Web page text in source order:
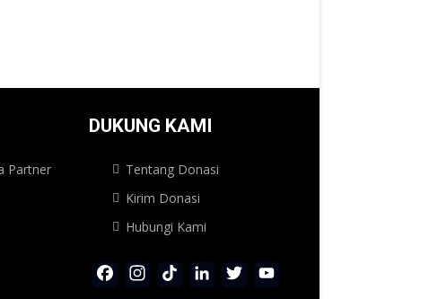
Partner
DUKUNG KAMI
Tentang Donasi
Kirim Donasi
Hubungi Kami
FacebookInstagramTikTokLinkedInTwitter